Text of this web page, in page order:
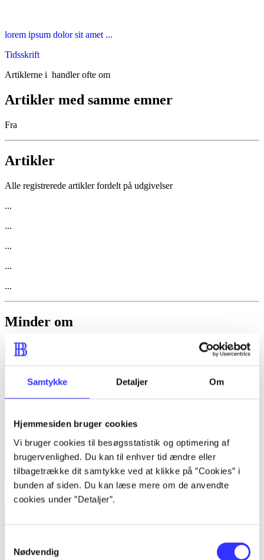
Samtykke Detaljer Om
Hjemmesiden bruger cookies
Vi bruger cookies til besøgsstatistik og optimering af
brugervenlighed. Du kan til enhver tid ændre eller
tilbagetrække dit samtykke ved at klikke på ”Cookies” i
bunden af siden. Du kan læse mere om de anvendte
cookies under ”Detaljer”.
Nødvendig
lorem ipsum dolor sit amet ...
Tidsskrift
Artiklerne i handler ofte om
Artikler med samme emner
Fra
Artikler
Alle registrerede artikler fordelt på udgivelser
...
...
...
...
...
Minder om
Lego Ninjago - shadow of Ronin